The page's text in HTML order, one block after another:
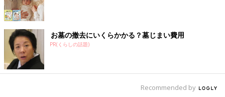
出典：Instagramアカウント「natsu_7.29」
こちらはオーバーオールと春色のパーカー、帽子が可愛いコーデ
ですね。フードにも帽子にも耳が付いているのがポイント！こち
らのコーデは、natsu_7.29さんのお姉さまからのプレゼントだそ
うで、刺しゅうの名前があしらわれているのもうれしいですね！
クールなミッキーのパーカーと動きやすいパンツの
お墓の撤去にいくらかかる？墓じまい費用
PR(くらしの話題)
Recommended by